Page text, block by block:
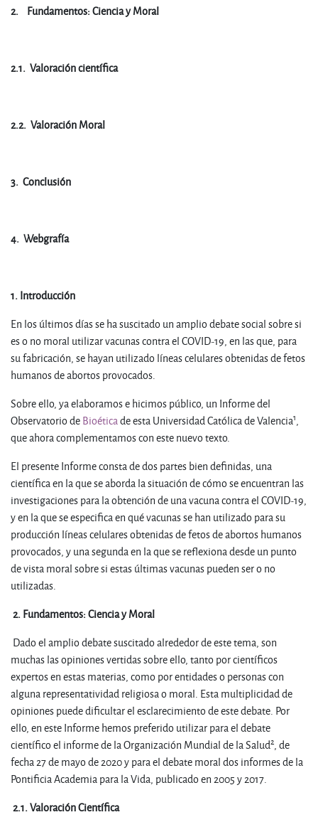
2. Fundamentos: Ciencia y Moral
2.1. Valoración científica
2.2. Valoración Moral
3. Conclusión
4. Webgrafía
1. Introducción
En los últimos días se ha suscitado un amplio debate social sobre si
es o no moral utilizar vacunas contra el COVID-19, en las que, para
su fabricación, se hayan utilizado líneas celulares obtenidas de fetos
humanos de abortos provocados.
Sobre ello, ya elaboramos e hicimos público, un Informe del
Observatorio deBioéticade esta Universidad Católica de Valencia1,
que ahora complementamos con este nuevo texto.
El presente Informe consta de dos partes bien definidas, una
científica en la que se aborda la situación de cómo se encuentran las
investigaciones para la obtención de una vacuna contra el COVID-19,
y en la que se especifica en qué vacunas se han utilizado para su
producción líneas celulares obtenidas de fetos de abortos humanos
provocados, y una segunda en la que se reflexiona desde un punto
de vista moral sobre si estas últimas vacunas pueden ser o no
utilizadas.
2.Fundamentos: Ciencia y Moral
Dado el amplio debate suscitado alrededor de este tema, son
muchas las opiniones vertidas sobre ello, tanto por científicos
expertos en estas materias, como por entidades o personas con
alguna representatividad religiosa o moral. Esta multiplicidad de
opiniones puede dificultar el esclarecimiento de este debate. Por
ello, en este Informe hemos preferido utilizar para el debate
científico el informe de la Organización Mundial de la Salud2, de
fecha 27 de mayo de 2020 y para el debate moral dos informes de la
Pontificia Academia para la Vida, publicado en 2005 y 2017.
2.1.Valoración Científica